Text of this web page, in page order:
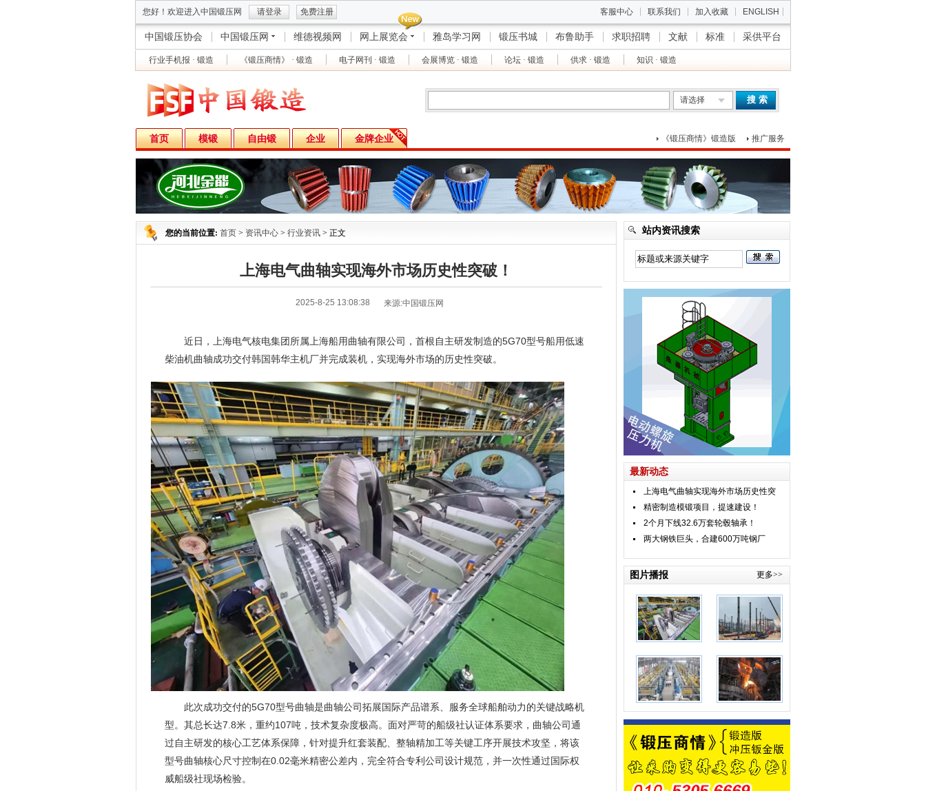
您好！欢迎进入中国锻压网 请登录 免费注册 客服中心 联系我们 加入收藏 ENGLISH
中国锻压协会 中国锻压网 维德视频网 网上展览会 雅岛学习网 锻压书城 布鲁助手 求职招聘 文献 标准 采供平台
行业手机报 · 锻造 《锻压商情》 · 锻造 电子网刊 · 锻造 会展博览 · 锻造 论坛 · 锻造 供求 · 锻造 知识 · 锻造
请选择 搜 索
首页 模锻 自由锻 企业 金牌企业 《锻压商情》锻造版 推广服务
您的当前位置: 首页 > 资讯中心 > 行业资讯 > 正文
上海电气曲轴实现海外市场历史性突破！
2025-8-25 13:08:38 来源:中国锻压网
近日，上海电气核电集团所属上海船用曲轴有限公司，首根自主研发制造的5G70型号船用低速
柴油机曲轴成功交付韩国韩华主机厂并完成装机，实现海外市场的历史性突破。
此次成功交付的5G70型号曲轴是曲轴公司拓展国际产品谱系、服务全球船舶动力的关键战略机
型。其总长达7.8米，重约107吨，技术复杂度极高。面对严苛的船级社认证体系要求，曲轴公司通
过自主研发的核心工艺体系保障，针对提升红套装配、整轴精加工等关键工序开展技术攻坚，将该
型号曲轴核心尺寸控制在0.02毫米精密公差内，完全符合专利公司设计规范，并一次性通过国际权
威船级社现场检验。
站内资讯搜索
最新动态
上海电气曲轴实现海外市场历史性突
精密制造模锻项目，提速建设！
2个月下线32.6万套轮毂轴承！
两大钢铁巨头，合建600万吨钢厂
图片播报 更多>>